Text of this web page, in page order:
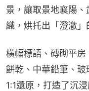
景，讓取景地襄陽
織，烘托出「澄澈」
橫幅標語、磚砌平
餅乾、中華鉛筆、
1:1還原，打造了沉